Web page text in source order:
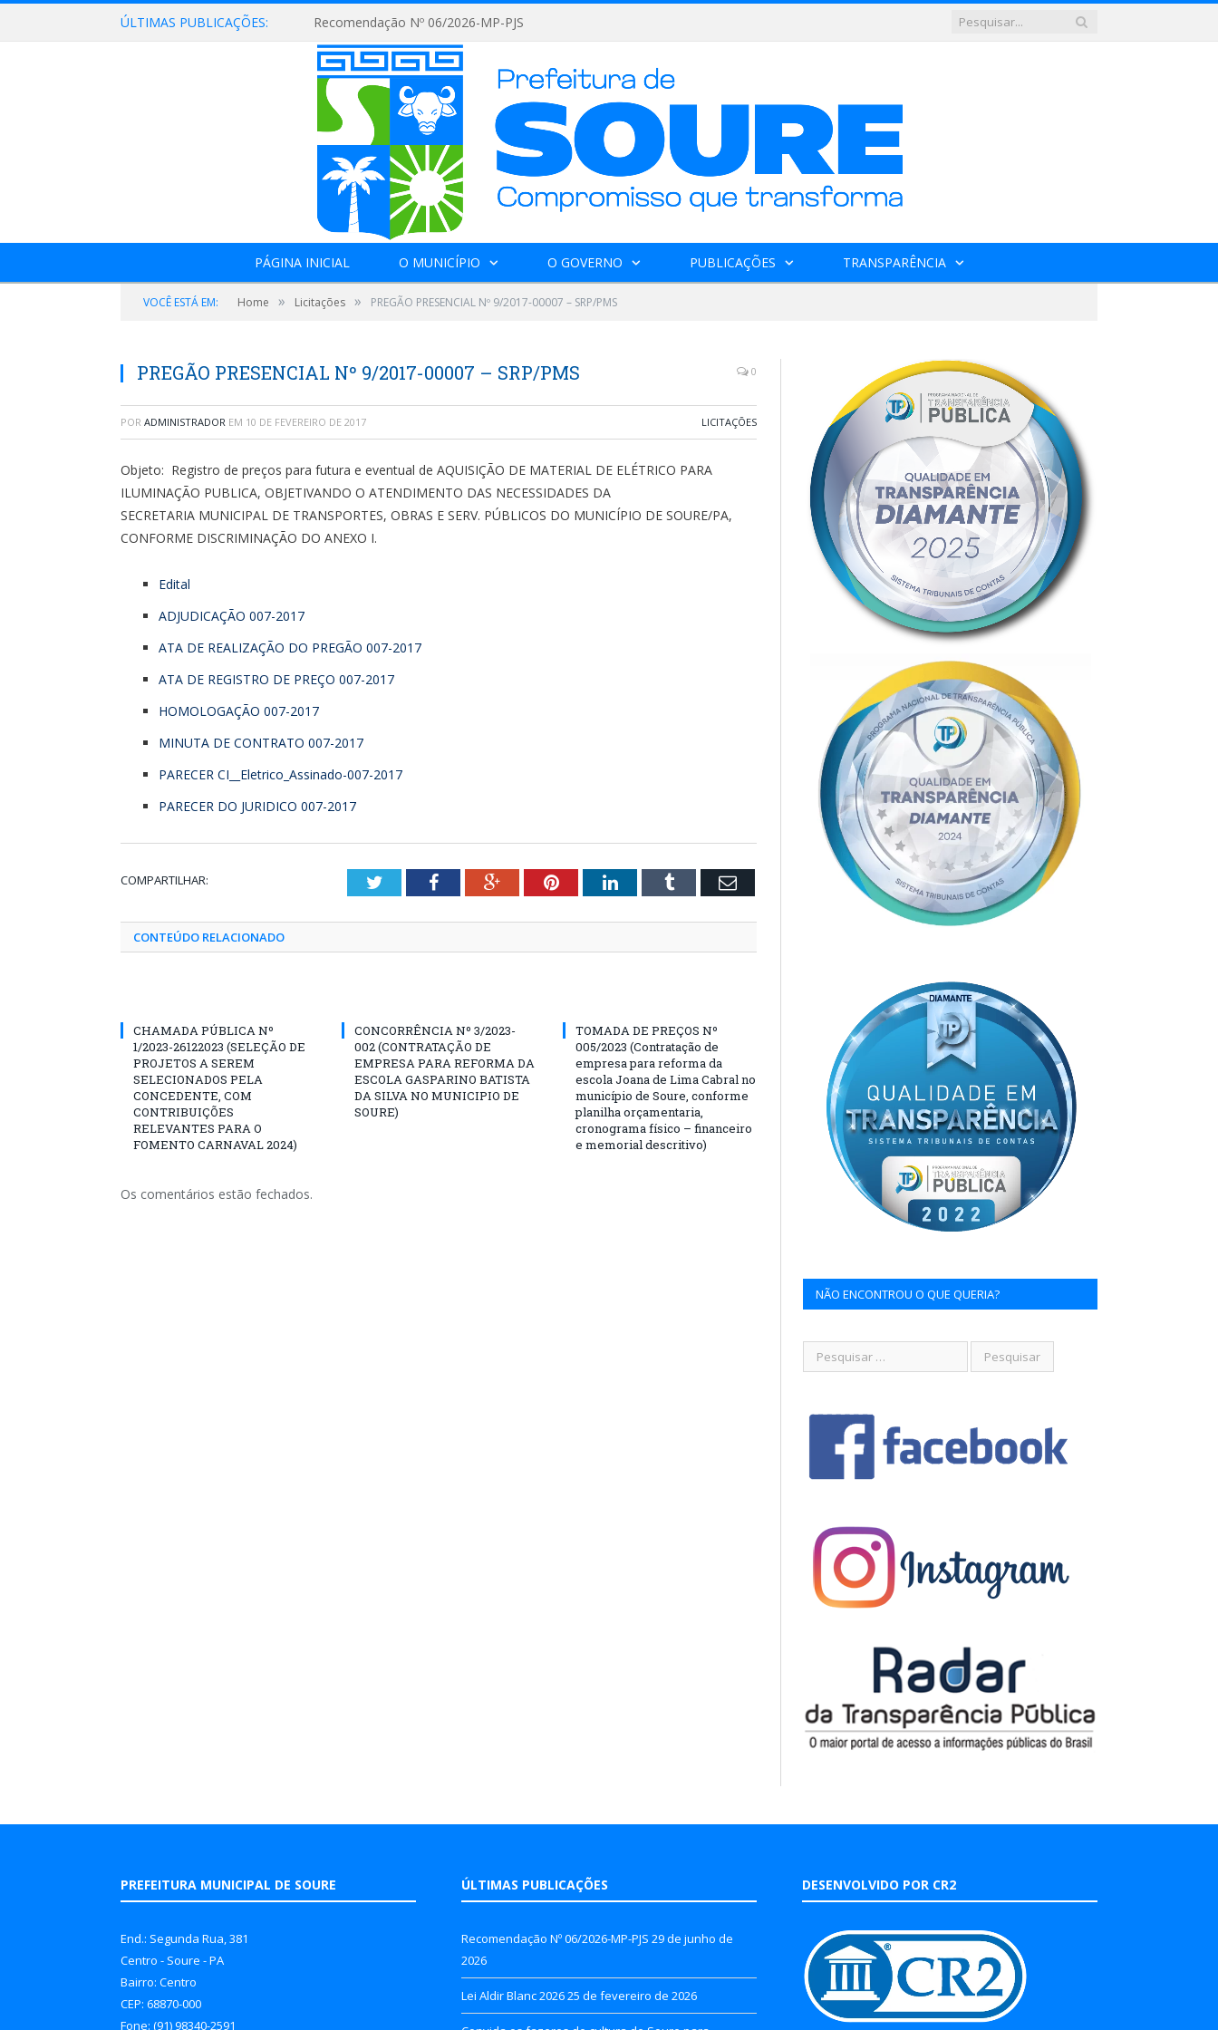
ÚLTIMAS PUBLICAÇÕES: Recomendação Nº 06/2026-MP-PJS
PÁGINA INICIAL O MUNICÍPIO O GOVERNO PUBLICAÇÕES TRANSPARÊNCIA
VOCÊ ESTÁ EM: Home » Licitações » PREGÃO PRESENCIAL Nº 9/2017-00007 – SRP/PMS
PREGÃO PRESENCIAL Nº 9/2017-00007 – SRP/PMS 0
POR ADMINISTRADOR EM 10 DE FEVEREIRO DE 2017 LICITAÇÕES
Objeto: Registro de preços para futura e eventual de AQUISIÇÃO DE MATERIAL DE ELÉTRICO PARA
ILUMINAÇÃO PUBLICA, OBJETIVANDO O ATENDIMENTO DAS NECESSIDADES DA
SECRETARIA MUNICIPAL DE TRANSPORTES, OBRAS E SERV. PÚBLICOS DO MUNICÍPIO DE SOURE/PA,
CONFORME DISCRIMINAÇÃO DO ANEXO I.
Edital
ADJUDICAÇÃO 007-2017
ATA DE REALIZAÇÃO DO PREGÃO 007-2017
ATA DE REGISTRO DE PREÇO 007-2017
HOMOLOGAÇÃO 007-2017
MINUTA DE CONTRATO 007-2017
PARECER CI__Eletrico_Assinado-007-2017
PARECER DO JURIDICO 007-2017
COMPARTILHAR: TwitterFacebookGoogle+PinterestLinkedInTumblr Email
CONTEÚDO RELACIONADO
CHAMADA PÚBLICA Nº
1/2023-26122023 (SELEÇÃO DE
PROJETOS A SEREM
SELECIONADOS PELA
CONCEDENTE, COM
CONTRIBUIÇÕES
RELEVANTES PARA O
FOMENTO CARNAVAL 2024)
CONCORRÊNCIA Nº 3/2023-
002 (CONTRATAÇÃO DE
EMPRESA PARA REFORMA DA
ESCOLA GASPARINO BATISTA
DA SILVA NO MUNICIPIO DE
SOURE)
TOMADA DE PREÇOS Nº
005/2023 (Contratação de
empresa para reforma da
escola Joana de Lima Cabral no
município de Soure, conforme
planilha orçamentaria,
cronograma físico – financeiro
e memorial descritivo)
Os comentários estão fechados.
NÃO ENCONTROU O QUE QUERIA?
PREFEITURA MUNICIPAL DE SOURE
End.: Segunda Rua, 381
Centro - Soure - PA
Bairro: Centro
CEP: 68870-000
Fone: (91) 98340-2591
ÚLTIMAS PUBLICAÇÕES
Recomendação Nº 06/2026-MP-PJS 29 de junho de
2026
Lei Aldir Blanc 202625 de fevereiro de 2026
DESENVOLVIDO POR CR2